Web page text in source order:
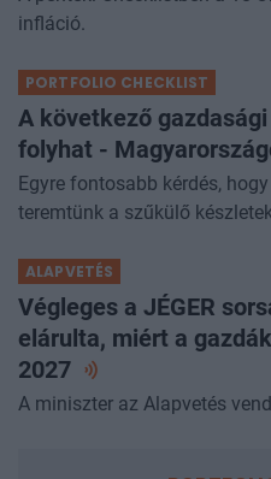
infláció.
PORTFOLIO CHECKLIST
A következő
folyhat -
Egyre fontosabb kérdés,
teremtünk a szűkülő
ALAPVETÉS
Végleges a JÉGER
elárulta, miért a
2027
A miniszter az Alapvetés